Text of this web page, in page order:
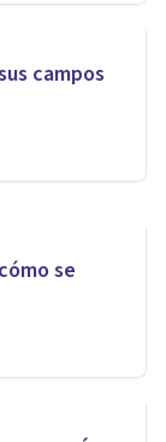
campos
Los
se